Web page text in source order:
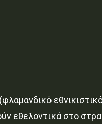
εθελοντικά στο